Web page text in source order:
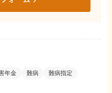
年金 難病 難病指定